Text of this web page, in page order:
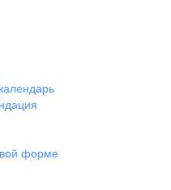
форме